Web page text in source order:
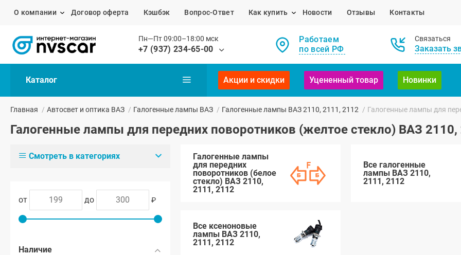
О компании Договор оферта Кэшбэк Вопрос-Ответ Как купить Новости Отзывы Контакты
Пн—Пт 09:00–18:00 мск
+7 (937) 234-65-00
Работаем
по всей РФ
Связаться
Заказать
Каталог Акции и скидки Уцененный товар Новинки
Главная / Автосвет и оптика ВАЗ / Галогенные лампы ВАЗ / Галогенные лампы ВАЗ 2110, 2111, 2112 / Галогенные лампы для
Галогенные лампы для передних поворотников (желтое стекло) ВАЗ 2110,
Смотреть в категориях
от до ₽
Наличие
Галогенные лампы
для передних
поворотников (белое
стекло) ВАЗ 2110,
2111, 2112
Все галогенные
лампы ВАЗ 2110,
2111, 2112
Все ксеноновые
лампы ВАЗ 2110,
2111, 2112